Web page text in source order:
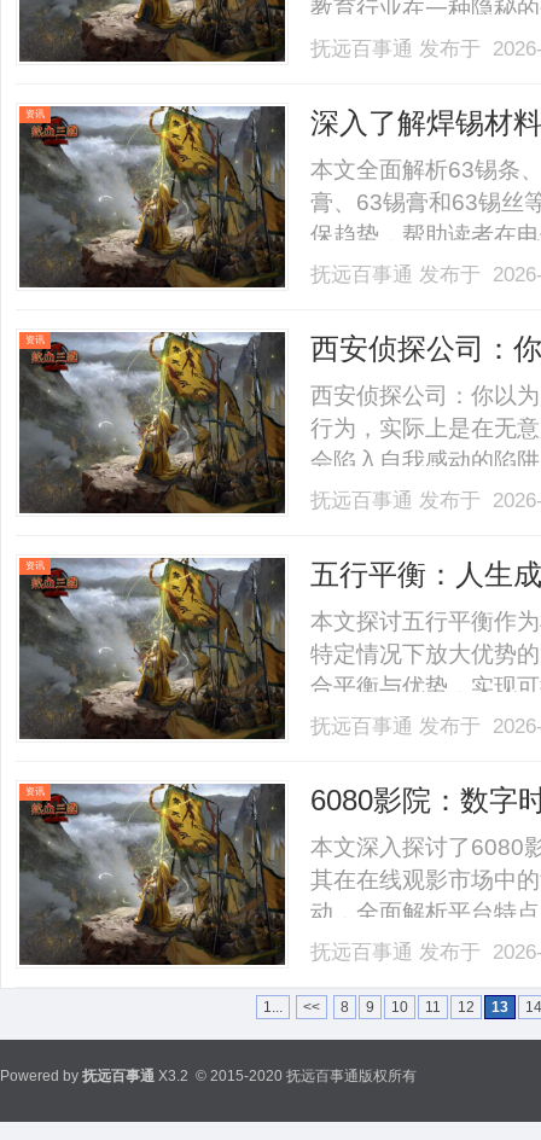
教育行业在一种隐秘
质；我们追逐结果，
萌瑞宝现象（河南萌
态.........
抚远百事通 发布于
资讯
深入了解焊锡材
铅焊锡条、0307
本文全面解析63锡条
膏、63锡膏和63锡丝
保趋势，帮助读者在
抚远百事通 发布于
资讯 西安侦探公司：
西安侦探公司：你以
行为，实际上是在无
会陷入自我感动的陷
上，停留在错误的方
改善，不妨停下来问
沉.........
抚远百事通 发布于
资讯 五行平衡：人生
本文探讨五行平衡作
特定情况下放大优势
合平衡与优势，实现
代个人成长、企业管
抚远百事通 发布于
资讯
6080影院：数字
方位解析
本文深入探讨了6080
其在在线观影市场中
动，全面解析平台特
南。......
抚远百事通 发布于
1... << 8 9 10 11 12 13 14
Powered by 抚远百事通 X3.2 © 2015-2020 抚远百事通版权所有